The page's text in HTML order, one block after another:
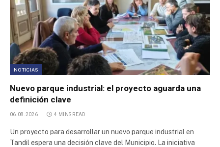
NOTICIAS
Nuevo parque industrial: el proyecto aguarda una
definición clave
06.08.2026 4 MINS READ
Un proyecto para desarrollar un nuevo parque industrial en
Tandil espera una decisión clave del Municipio. La iniciativa